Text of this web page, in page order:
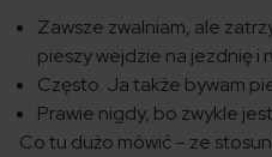
Zawsze zwalniam, ale
pieszy wejdzie na jezdnię i
Często. Ja także bywam
Prawie nigdy, bo zwykle
Co tu dużo mówić – ze